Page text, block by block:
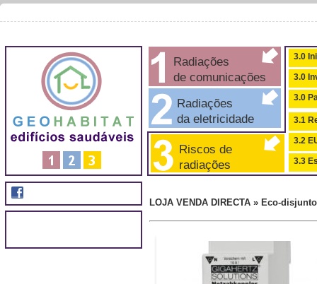
Radiações
de comunicações
Radiações
da eletricidade
Riscos de
radiações
3.0
3.0
3.0
3.1
3.2
3.3
LOJA VENDA DIRECTA » Eco-